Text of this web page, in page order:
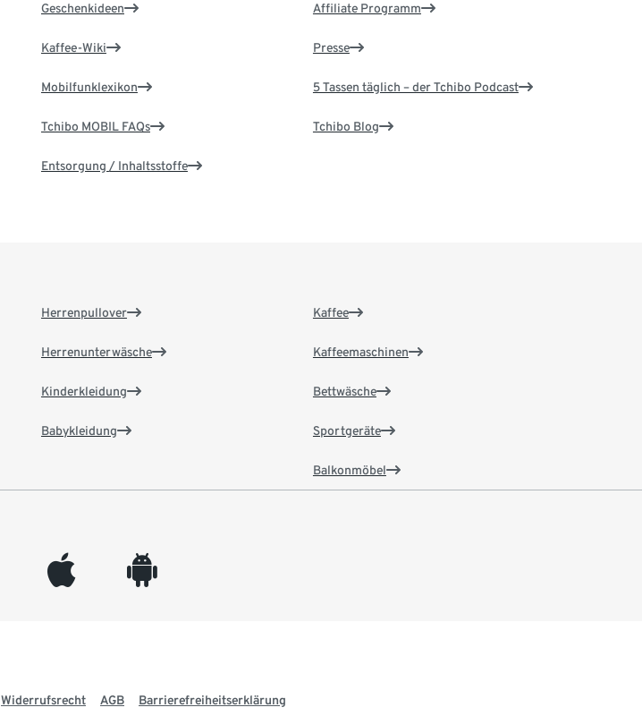
Geschenkideen
Kaffee-Wiki
Mobilfunklexikon
Tchibo MOBIL FAQs
Entsorgung / Inhaltsstoffe
Affiliate Programm
Presse
5 Tassen täglich – der Tchibo Podcast
Tchibo Blog
Herrenpullover
Herrenunterwäsche
Kinderkleidung
Babykleidung
Kaffee
Kaffeemaschinen
Bettwäsche
Sportgeräte
Balkonmöbel
appleinc android
Widerrufsrecht AGB Barrierefreiheitserklärung